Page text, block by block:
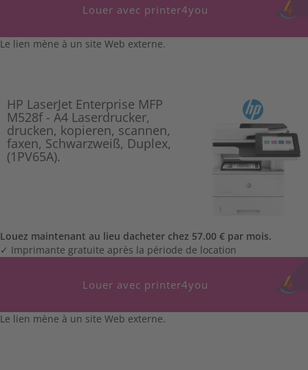
Louer avec printer4you
Le lien mène à un site Web externe.
HP LaserJet Enterprise MFP
M528f - A4 Laserdrucker,
drucken, kopieren, scannen,
faxen, Schwarzweiß, Duplex,
(1PV65A).
Louez maintenant au lieu dacheter chez 57.00 € par mois.
✓ Imprimante gratuite après la période de location
Louer avec printer4you
Le lien mène à un site Web externe.